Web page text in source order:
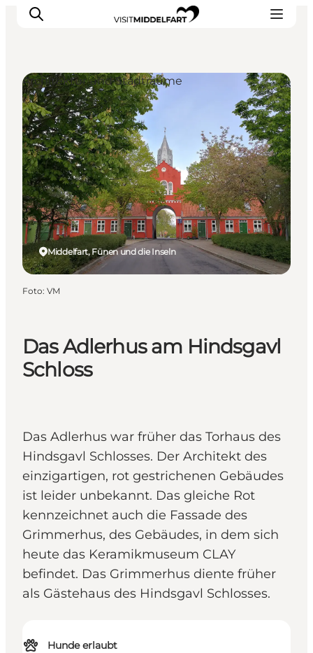
Erlebnisse
Essen und trinken
Unterkünfte
Veranstaltungen
Erlebnis buchen
Das Adlerhus am Hindsgavl
Schloss
Das Adlerhus war früher das Torhaus des
Hindsgavl Schlosses. Der Architekt des
einzigartigen, rot gestrichenen Gebäudes
ist leider unbekannt. Das gleiche Rot
kennzeichnet auch die Fassade des
Grimmerhus, des Gebäudes, in dem sich
heute das Keramikmuseum CLAY
befindet. Das Grimmerhus diente früher
als Gästehaus des Hindsgavl Schlosses.
Hunde erlaubt
Middelfart, Fünen und die Inseln
Architektur und Stadträume
Foto: VM